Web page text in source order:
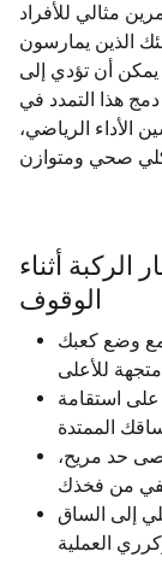
مثالي للأفراد
الذين يمارسون
أن تؤدي إلى
هذا التمدد في
الأداء الرياضي،
الركبة أثناء
الوقوف
وضع كعبك
على استقامة
حد مريح،
30 ثانية ثم انتقلي إلى الساق